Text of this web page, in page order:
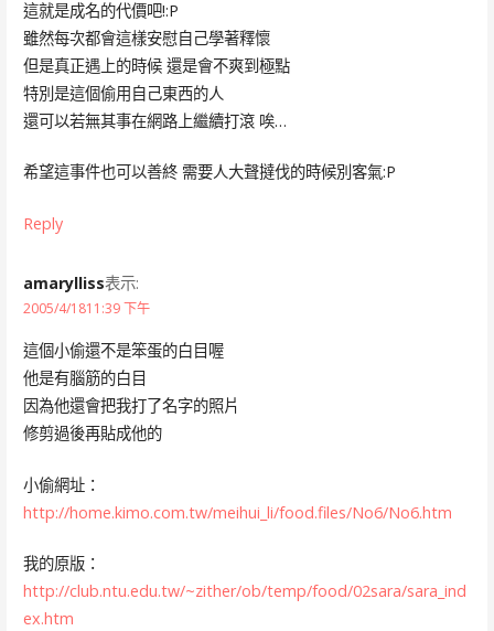
這就是成名的代價吧!:P
雖然每次都會這樣安慰自己學著釋懷
但是真正遇上的時候 還是會不爽到極點
特別是這個偷用自己東西的人
還可以若無其事在網路上繼續打滾 唉…
希望這事件也可以善終 需要人大聲撻伐的時候別客氣:P
Reply
amarylliss表示:
2005/4/1811:39 下午
這個小偷還不是笨蛋的白目喔
他是有腦筋的白目
因為他還會把我打了名字的照片
修剪過後再貼成他的
小偷網址：
http://home.kimo.com.tw/meihui_li/food.files/No6/No6.htm
我的原版：
http://club.ntu.edu.tw/~zither/ob/temp/food/02sara/sara_ind
ex.htm